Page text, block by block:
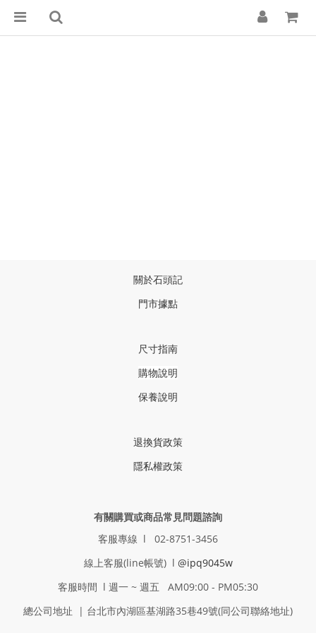
關於石頭記
門市據點
尺寸指南
購物說明
保養說明
退換貨政策
隱私權政策
有關購買或商品常見問題諮詢
客服專線 l 02-8751-3456
線上客服(line帳號) l @ipq9045w
客服時間 l 週一 ~ 週五 AM09:00 - PM05:30
總公司地址 | 台北市內湖區基湖路35巷49號(同公司聯絡地址)